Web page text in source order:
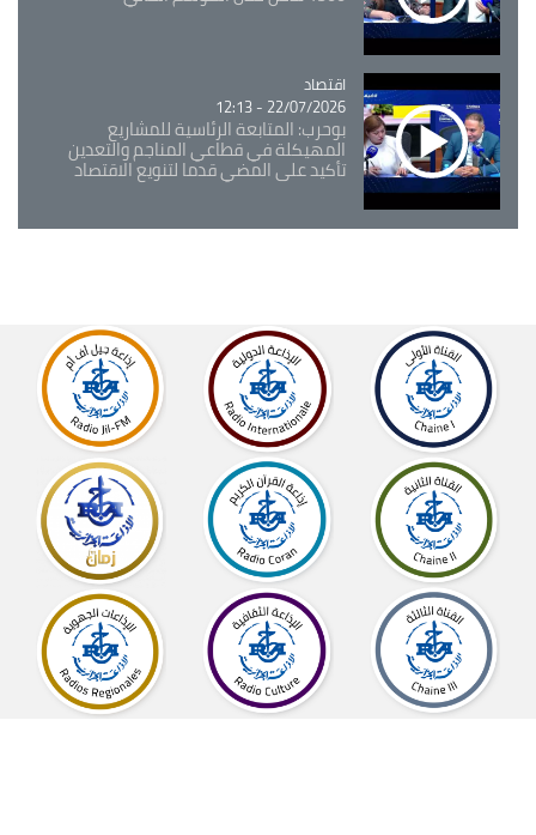
Catégorie
اقتصاد
22/07/2026 - 12:13
بوحرب: المتابعة الرئاسية للمشاريع
المهيكلة في قطاعي المناجم والتعدين
تأكيد على المضي قدما لتنويع الاقتصاد